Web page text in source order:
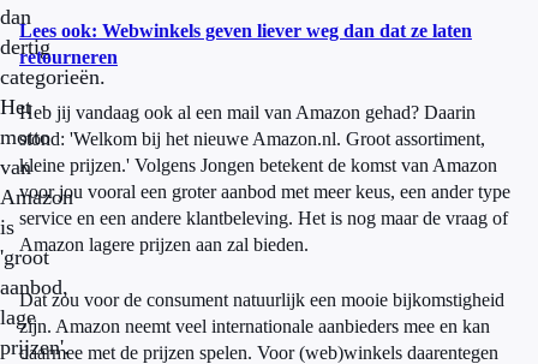
dan
dertig
categorieën.
Het
motto
van
Amazon
is
'groot
aanbod,
lage
prijzen'.
Lees ook: Webwinkels geven liever weg dan dat ze laten
retourneren
Heb jij vandaag ook al een mail van Amazon gehad? Daarin
stond: 'Welkom bij het nieuwe Amazon.nl. Groot assortiment,
kleine prijzen.' Volgens Jongen betekent de komst van Amazon
voor jou vooral een groter aanbod met meer keus, een ander type
service en een andere klantbeleving. Het is nog maar de vraag of
Amazon lagere prijzen aan zal bieden.
Dat zou voor de consument natuurlijk een mooie bijkomstigheid
zijn. Amazon neemt veel internationale aanbieders mee en kan
daarmee met de prijzen spelen. Voor (web)winkels daarentegen